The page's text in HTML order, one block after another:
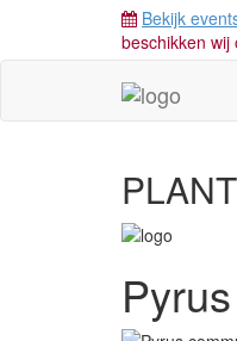
Bekijk
beschikken wij